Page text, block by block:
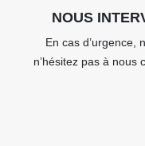
NOUS
En cas d’urgence,
n’hésitez pas à nous